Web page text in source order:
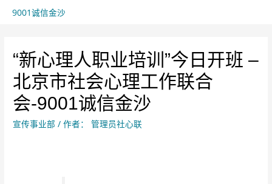
9001诚信金沙
“新心理人职业培训”今日开班 –
北京市社会心理工作联合
会-9001诚信金沙
宣传事业部 / 作者： 管理员社心联